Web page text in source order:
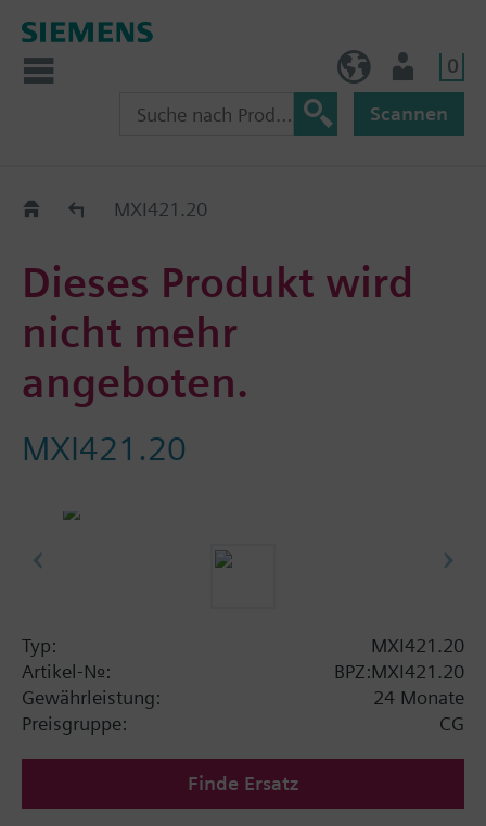
0
Scannen
Old2NewMXI421.20
Dieses Produkt wird
nicht mehr
angeboten.
MXI421.20
Typ:
MXI421.20
Artikel-Nr.:
BPZ:MXI421.20
Gewährleistung:
24 Monate
Preisgruppe:
CG
Finde Ersatz